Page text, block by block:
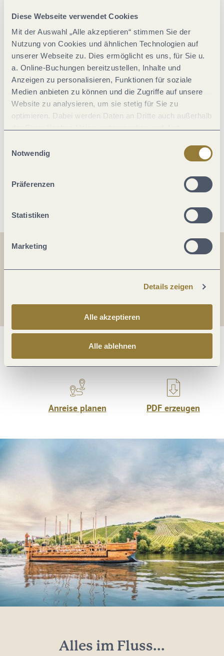
Diese Webseite verwendet Cookies
Mit der Auswahl „Alle akzeptieren“ stimmen Sie der
Nutzung von Cookies und ähnlichen Technologien auf
unserer Webseite zu. Dies ermöglicht es uns, für Sie u.
a. Online-Buchungen bereitzustellen, Inhalte und
Anzeigen zu personalisieren, Funktionen für soziale
Medien anbieten zu können und die Zugriffe auf unsere
Website zu analysieren, um sie stetig für Sie zu
optimieren. Dabei werden Daten an Dritte auch außerhalb
jederzeit widerrufen werden. Mit der Auswahl "Alle
ablehnen" kann es zu Beeinträchtigungen in der Nutzung
Notwendig
Präferenzen
Statistiken
Marketing
Details zeigen
Alle akzeptieren
Alle ablehnen
Ausstattung Zimmer/Appartement
Eignung
Einrichtungen Betrieb
Fremdsprachen
Anreise planen PDF erzeugen
Alles im Fluss...